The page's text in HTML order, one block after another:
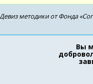
Девиз методики от Фонда
Вы